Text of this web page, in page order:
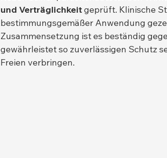
und Verträglichkeit geprüft. Klinische
bestimmungsgemäßer Anwendung
Zusammensetzung ist es beständig
gewährleistet so zuverlässigen Schutz
Freien verbringen.